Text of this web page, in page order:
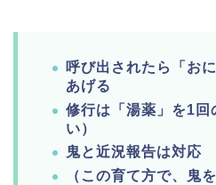
呼び出されたら「お
あげる
修行は「湯薬」を1回
い）
鬼と近況報告は対応
（この育て方で、鬼